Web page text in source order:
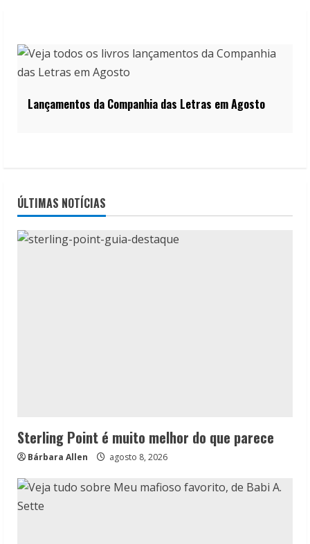
Lançamentos da Companhia das Letras em Agosto
ÚLTIMAS NOTÍCIAS
Sterling Point é muito melhor do que parece
Bárbara Allen agosto 8, 2026